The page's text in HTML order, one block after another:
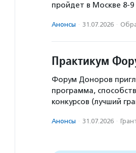
пройдет в Москве 8-9
Анонсы · 31.07.2026 ·
Практикум
Форум Доноров
программа,
конкурсов (лучший
Анонсы · 31.07.2026 ·